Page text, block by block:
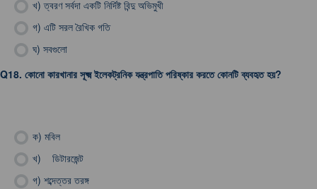
খ) ত্বরণ সর্বদা একটি নির্দিষ্ট বিন্দু অভিমুখী
গ) এটি সরল রৈখিক গতি
ঘ) সবগুলো
Q18. কোনো কারখানার সূক্ষ্ম ইলেকট্রনিক যন্ত্রপাতি পরিষ্কার করতে কোনটি ব্যবহৃত হয়?
ক) মবিল
খ)
ডিটারজেন্ট
গ) শব্দেত্তর তরঙ্গ